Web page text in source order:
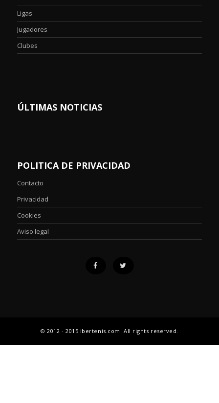
Ligas
Jugadores
Clubes
ÚLTIMAS NOTICIAS
POLITICA DE PRIVACIDAD
Contacto
Privacidad
Cookies
Aviso legal
© 2012 - 2015 ibertenis.com. All rights reserved.